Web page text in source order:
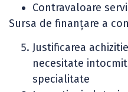
Contravaloare
Sursa de finanţare a
Justificarea
necesitate
specialitate